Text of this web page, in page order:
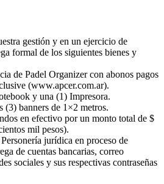
gestión y en un ejercicio de
formal de los siguientes bienes y
de Padel Organizer con abonos pagos
(www.apcer.com.ar).
y una (1) Impresora.
(3) banners de 1×2 metros.
en efectivo por un monto total de $
mil pesos).
Personería jurídica en proceso de
de cuentas bancarias, correo
sociales y sus respectivas contraseñas